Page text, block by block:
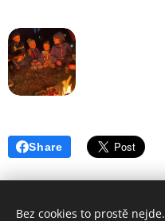
Share
Bez cookies to prostě nejde.